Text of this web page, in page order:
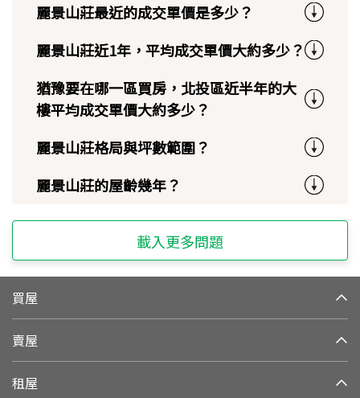
麗景山莊最近的成交單價是多少？
麗景山莊近1年，平均成交單價大約多少？
猶豫要在哪一區買房，北投區近半年的大
樓平均成交單價大約多少？
麗景山莊格局與坪數範圍？
麗景山莊的屋齡幾年？
載入更多問題
買屋
賣屋
租屋